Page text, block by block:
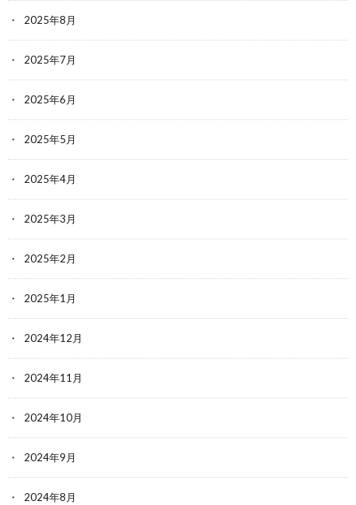
2025年8月
2025年7月
2025年6月
2025年5月
2025年4月
2025年3月
2025年2月
2025年1月
2024年12月
2024年11月
2024年10月
2024年9月
2024年8月